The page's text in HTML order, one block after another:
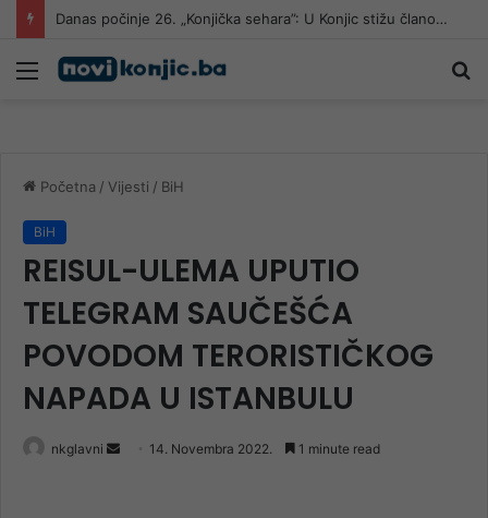
Teška saobraćajna nesreća kod Čitluka
Meni
Početna / Vijesti / BiH
BiH
REISUL-ULEMA UPUTIO
TELEGRAM SAUČEŠĆA
POVODOM TERORISTIČKOG
NAPADA U ISTANBULU
nkglavni
Send 14. Novembra 2022. 1 minute read